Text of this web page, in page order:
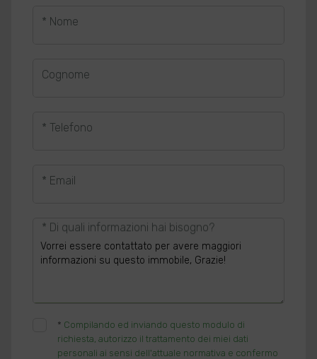
* Nome
Cognome
* Telefono
* Email
* Di quali informazioni hai bisogno?
* Compilando ed inviando questo modulo di
richiesta, autorizzo il trattamento dei miei dati
personali ai sensi dell'attuale normativa e confermo